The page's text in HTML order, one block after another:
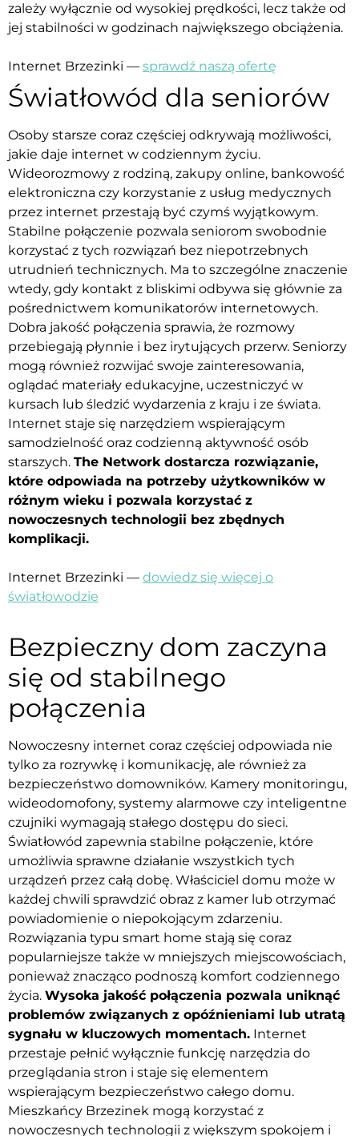
zależy wyłącznie od wysokiej prędkości, lecz także od
jej stabilności w godzinach największego obciążenia.
Internet Brzezinki — sprawdź naszą ofertę
Światłowód dla seniorów
Osoby starsze coraz częściej odkrywają możliwości,
jakie daje internet w codziennym życiu.
Wideorozmowy z rodziną, zakupy online, bankowość
elektroniczna czy korzystanie z usług medycznych
przez internet przestają być czymś wyjątkowym.
Stabilne połączenie pozwala seniorom swobodnie
korzystać z tych rozwiązań bez niepotrzebnych
utrudnień technicznych. Ma to szczególne znaczenie
wtedy, gdy kontakt z bliskimi odbywa się głównie za
pośrednictwem komunikatorów internetowych.
Dobra jakość połączenia sprawia, że rozmowy
przebiegają płynnie i bez irytujących przerw. Seniorzy
mogą również rozwijać swoje zainteresowania,
oglądać materiały edukacyjne, uczestniczyć w
kursach lub śledzić wydarzenia z kraju i ze świata.
Internet staje się narzędziem wspierającym
samodzielność oraz codzienną aktywność osób
starszych. The Network dostarcza rozwiązanie,
które odpowiada na potrzeby użytkowników w
różnym wieku i pozwala korzystać z
nowoczesnych technologii bez zbędnych
komplikacji.
Internet Brzezinki — dowiedz się więcej o
światłowodzie
Bezpieczny dom zaczyna
się od stabilnego
połączenia
Nowoczesny internet coraz częściej odpowiada nie
tylko za rozrywkę i komunikację, ale również za
bezpieczeństwo domowników. Kamery monitoringu,
wideodomofony, systemy alarmowe czy inteligentne
czujniki wymagają stałego dostępu do sieci.
Światłowód zapewnia stabilne połączenie, które
umożliwia sprawne działanie wszystkich tych
urządzeń przez całą dobę. Właściciel domu może w
każdej chwili sprawdzić obraz z kamer lub otrzymać
powiadomienie o niepokojącym zdarzeniu.
Rozwiązania typu smart home stają się coraz
popularniejsze także w mniejszych miejscowościach,
ponieważ znacząco podnoszą komfort codziennego
życia. Wysoka jakość połączenia pozwala uniknąć
problemów związanych z opóźnieniami lub utratą
sygnału w kluczowych momentach. Internet
przestaje pełnić wyłącznie funkcję narzędzia do
przeglądania stron i staje się elementem
wspierającym bezpieczeństwo całego domu.
Mieszkańcy Brzezinek mogą korzystać z
nowoczesnych technologii z większym spokojem i